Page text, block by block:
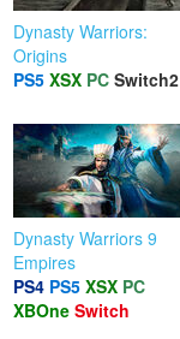
Dynasty Warriors:
Origins
PS5 XSX PC Switch2
Dynasty Warriors 9
Empires
PS4 PS5 XSX PC
XBOne Switch